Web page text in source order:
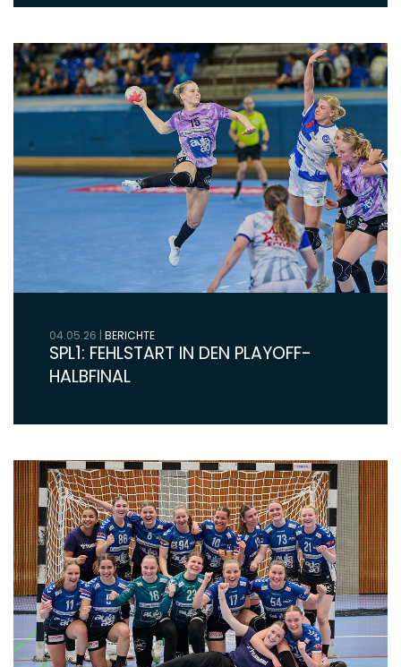
04.05.26 | BERICHTE
SPL1: FEHLSTART IN DEN PLAYOFF-
HALBFINAL